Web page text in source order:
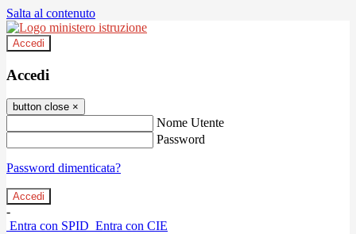
Salta al contenuto
Accedi
Accedi
button close ×
Nome Utente
Password
Password dimenticata?
-
Entra con SPID Entra con CIE